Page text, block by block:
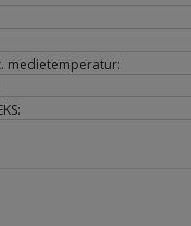
medietemperatur: